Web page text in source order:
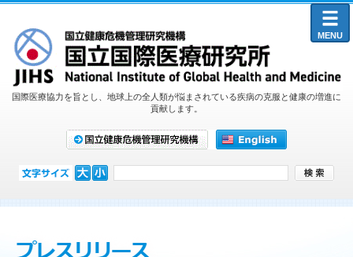
国際医療協力を旨とし、地球上の全人類が悩まされている疾病の克服と健康の増進に
貢献します。
MENU